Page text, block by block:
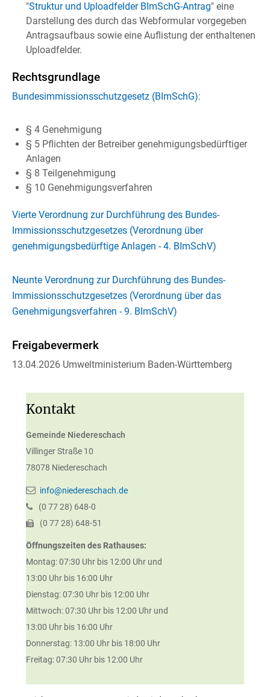
"Struktur und Uploadfelder BImSchG-Antrag" eine
Darstellung des durch das Webformular vorgegeben
Antragsaufbaus sowie eine Auflistung der enthaltenen
Uploadfelder.
Rechtsgrundlage
Bundesimmissionsschutzgesetz (BImSchG):
§ 4 Genehmigung
§ 5 Pflichten der Betreiber genehmigungsbedürftiger
Anlagen
§ 8 Teilgenehmigung
§ 10 Genehmigungsverfahren
Vierte Verordnung zur Durchführung des Bundes-
Immissionsschutzgesetzes (Verordnung über
genehmigungsbedürftige Anlagen - 4. BImSchV)
Neunte Verordnung zur Durchführung des Bundes-
Immissionsschutzgesetzes (Verordnung über das
Genehmigungsverfahren - 9. BImSchV)
Freigabevermerk
13.04.2026 Umweltministerium Baden-Württemberg
Kontakt
Gemeinde Niedereschach
Villinger Straße 10
78078 Niedereschach
info@niedereschach.de
(0 7728) 648-0
(0 7728) 648-51
Öffnungszeiten des Rathauses:
Montag: 07:30 Uhr bis 12:00 Uhr und
13:00 Uhr bis 16:00 Uhr
Dienstag: 07:30 Uhr bis 12:00 Uhr
Mittwoch: 07:30 Uhr bis 12:00 Uhr und
13:00 Uhr bis 16:00 Uhr
Donnerstag: 13:00 Uhr bis 18:00 Uhr
Freitag: 07:30 Uhr bis 12:00 Uhr